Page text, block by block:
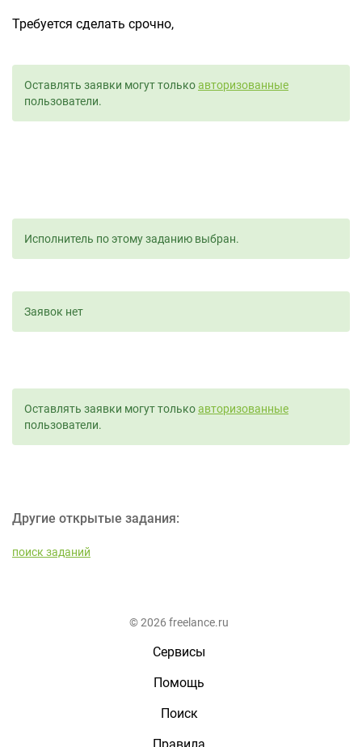
Требуется сделать срочно,
Оставлять заявки могут толькоавторизованные
пользователи.
Исполнитель по этому заданию выбран.
Заявок нет
Оставлять заявки могут толькоавторизованные
пользователи.
Другие открытые задания:
поиск заданий
© 2026 freelance.ru
Сервисы
Помощь
Поиск